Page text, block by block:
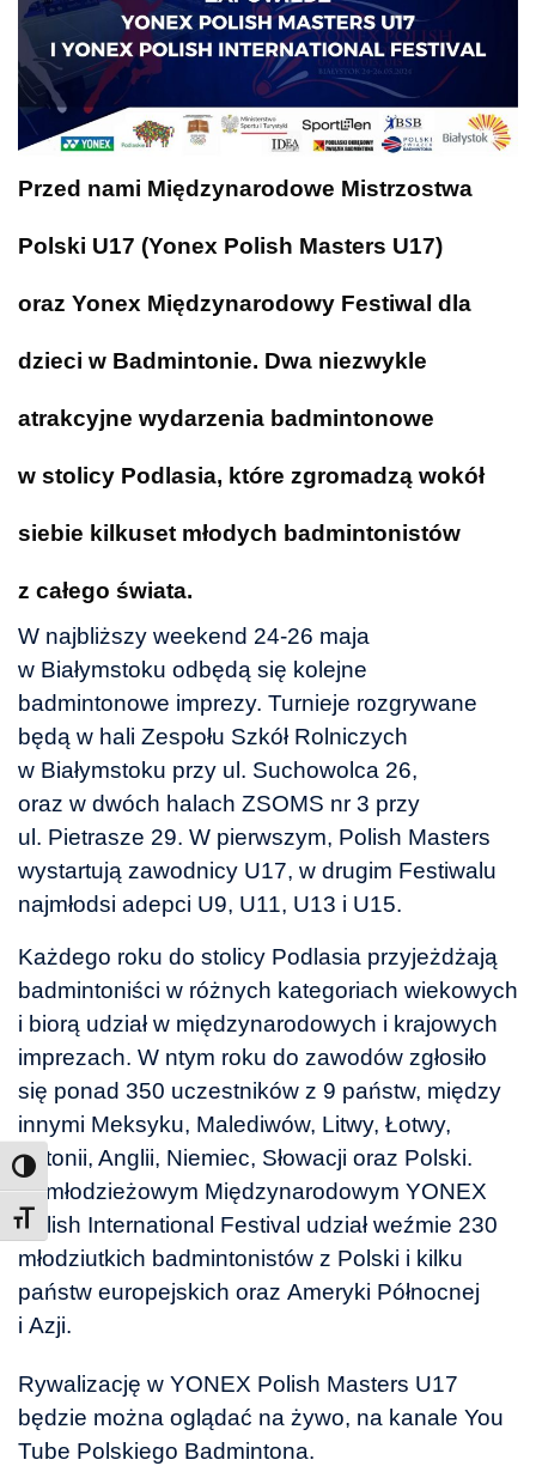
Toggle Font size
Przed nami Międzynarodowe Mistrzostwa
Polski U17 (Yonex Polish Masters U17)
oraz Yonex Międzynarodowy Festiwal dla
dzieci w Badmintonie. Dwa niezwykle
atrakcyjne wydarzenia badmintonowe
w stolicy Podlasia, które zgromadzą wokół
siebie kilkuset młodych badmintonistów
z całego świata.
W najbliższy weekend 24-26 maja
w Białymstoku odbędą się kolejne
badmintonowe imprezy. Turnieje rozgrywane
będą w hali Zespołu Szkół Rolniczych
w Białymstoku przy ul. Suchowolca 26,
oraz w dwóch halach ZSOMS nr 3 przy
ul. Pietrasze 29. W pierwszym, Polish Masters
wystartują zawodnicy U17, w drugim Festiwalu
najmłodsi adepci U9, U11, U13 i U15.
Każdego roku do stolicy Podlasia przyjeżdżają
badmintoniści w różnych kategoriach wiekowych
i biorą udział w międzynarodowych i krajowych
imprezach. W ntym roku do zawodów zgłosiło
się ponad 350 uczestników z 9 państw, między
innymi Meksyku, Malediwów, Litwy, Łotwy,
Estonii, Anglii, Niemiec, Słowacji oraz Polski.
W młodzieżowym Międzynarodowym YONEX
Polish International Festival udział weźmie 230
młodziutkich badmintonistów z Polski i kilku
państw europejskich oraz Ameryki Północnej
i Azji.
Rywalizację w YONEX Polish Masters U17
będzie można oglądać na żywo, na kanale You
Tube Polskiego Badmintona.